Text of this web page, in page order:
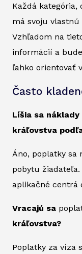
Každá
má svoju vlastnú
Vzhľadom na
informácií a
ľahko orientovať
Často
Líšia sa náklady
kráľovstva
Áno, poplatky sa
pobytu
aplikačné centrá
Vracajú sa
kráľovstva?
Poplatky za víza